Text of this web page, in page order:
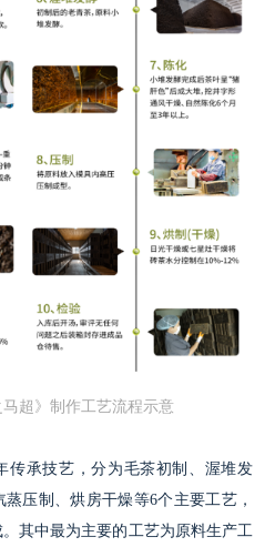
马超》制作工艺流程示意
传承技艺，分为毛茶初制、渥堆发
压制、烘房干燥等6个主要工艺，
其中最为主要的工艺为原料生产工